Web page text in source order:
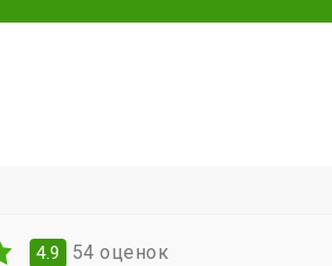
4.9 54 оценок